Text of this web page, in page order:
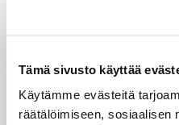
Tämä sivusto käyttää
Käytämme evästeitä
räätälöimiseen, sosiaalisen